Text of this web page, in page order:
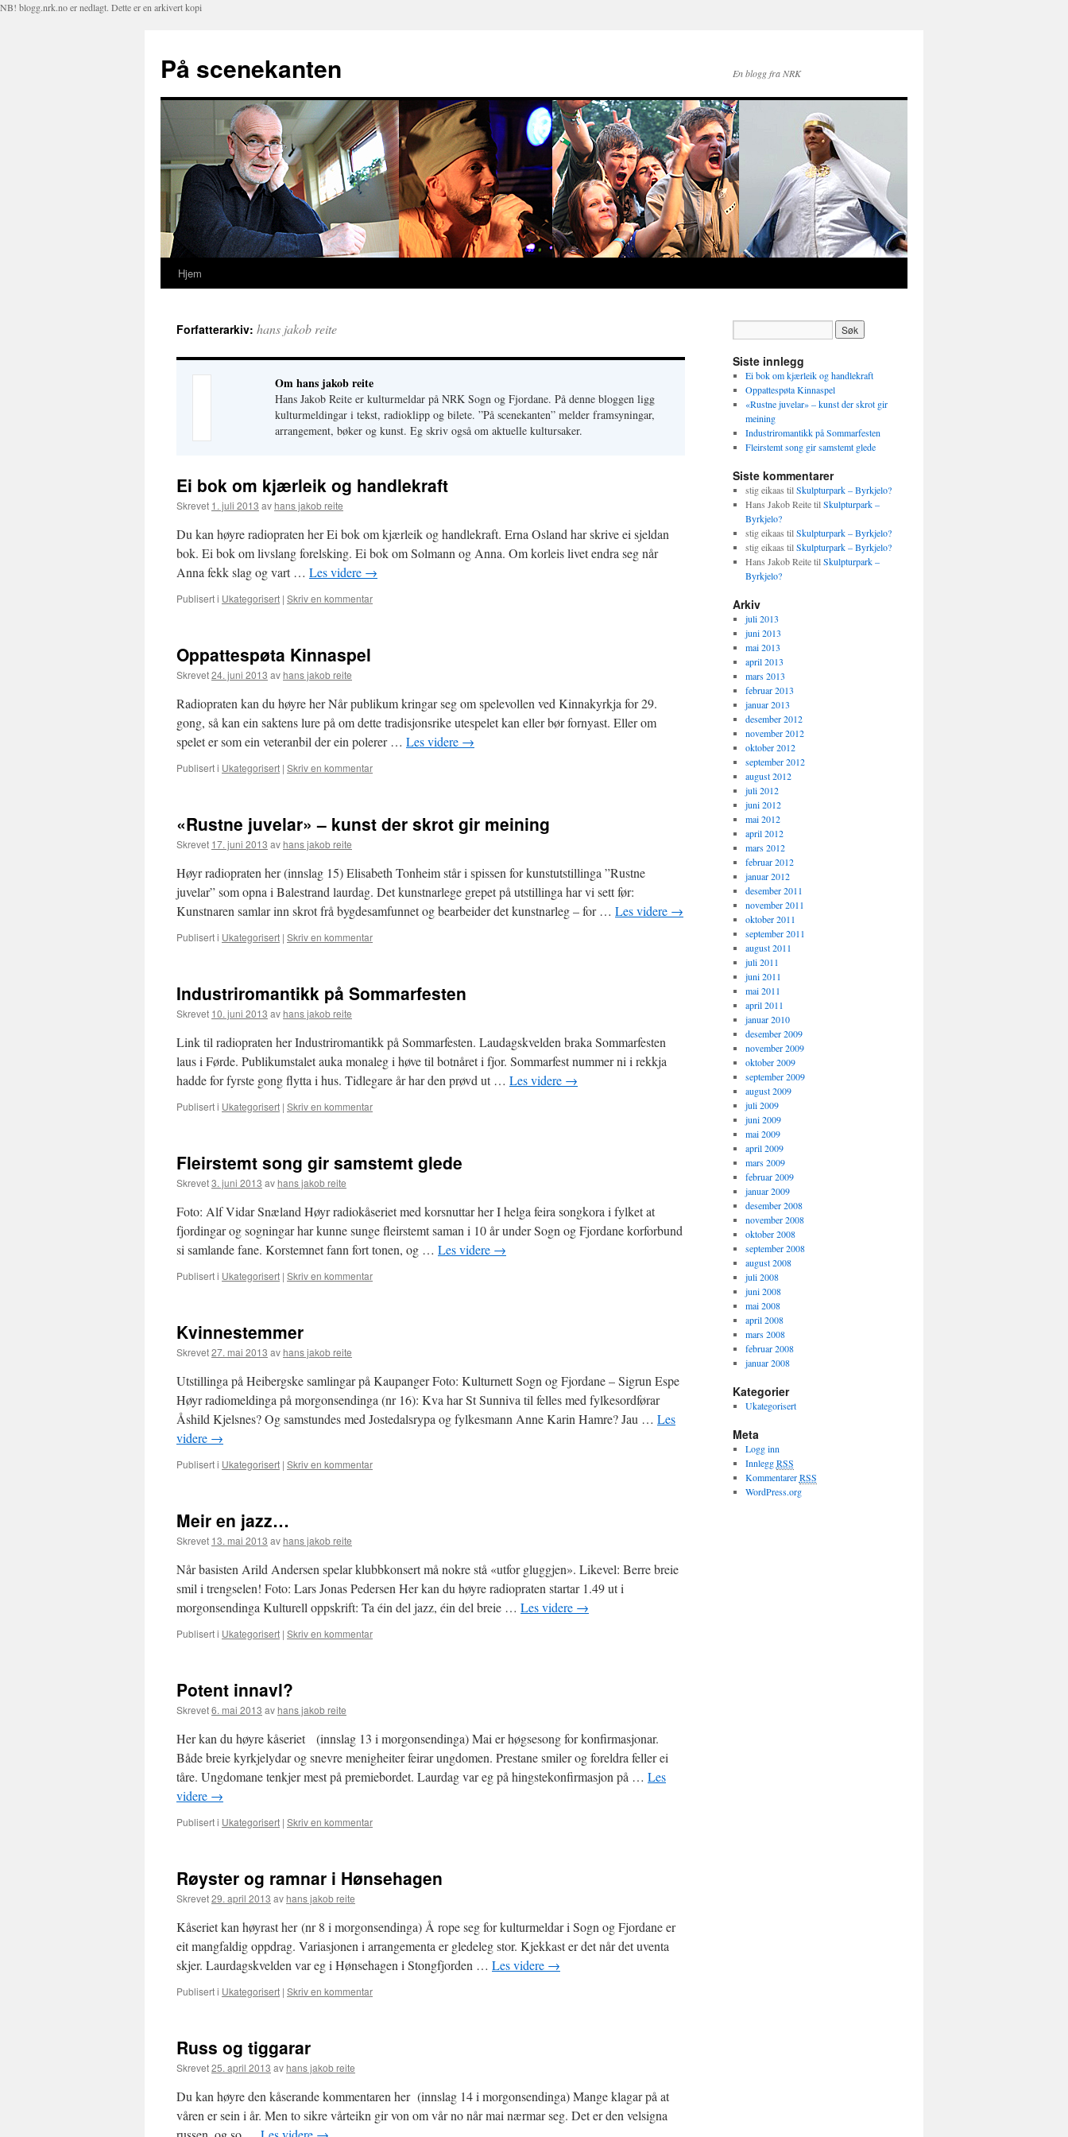
NB! blogg.nrk.no er nedlagt. Dette er en arkivert kopi
På scenekanten En blogg fra NRK
Hopp
innhold
Hjem
Forfatterarkiv: hans jakob reite
Om hans jakob reite
Hans Jakob Reite er kulturmeldar på NRK Sogn og Fjordane. På denne bloggen ligg
kulturmeldingar i tekst, radioklipp og bilete. ”På scenekanten” melder framsyningar,
arrangement, bøker og kunst. Eg skriv også om aktuelle kultursaker.
Ei bok om kjærleik og handlekraft
Skrevet 1. juli 2013 av hans jakob reite
Du kan høyre radiopraten her Ei bok om kjærleik og handlekraft. Erna Osland har skrive ei sjeldan
bok. Ei bok om livslang forelsking. Ei bok om Solmann og Anna. Om korleis livet endra seg når
Anna fekk slag og vart … Les videre →
Publisert i Ukategorisert | Skriv en kommentar
Oppattespøta Kinnaspel
Skrevet24. juni 2013 av hans jakob reite
Radiopraten kan du høyre her Når publikum kringar seg om spelevollen ved Kinnakyrkja for 29.
gong, så kan ein saktens lure på om dette tradisjonsrike utespelet kan eller bør fornyast. Eller om
spelet er som ein veteranbil der ein polerer … Les videre →
Publisert i Ukategorisert | Skriv en kommentar
«Rustne juvelar» – kunst der skrot gir meining
Skrevet 17. juni 2013 av hans jakob reite
Høyr radiopraten her (innslag 15) Elisabeth Tonheim står i spissen for kunstutstillinga ”Rustne
juvelar” som opna i Balestrand laurdag. Det kunstnarlege grepet på utstillinga har vi sett før:
Kunstnaren samlar inn skrot frå bygdesamfunnet og bearbeider det kunstnarleg – for … Les videre →
Publisert i Ukategorisert | Skriv en kommentar
Industriromantikk på Sommarfesten
Skrevet 10. juni 2013 av hans jakob reite
Link til radiopraten her Industriromantikk på Sommarfesten. Laudagskvelden braka Sommarfesten
laus i Førde. Publikumstalet auka monaleg i høve til botnåret i fjor. Sommarfest nummer ni i rekkja
hadde for fyrste gong flytta i hus. Tidlegare år har den prøvd ut … Les videre →
Publisert i Ukategorisert | Skriv en kommentar
Fleirstemt song gir samstemt glede
Skrevet3. juni 2013 av hans jakob reite
Foto: Alf Vidar Snæland Høyr radiokåseriet med korsnuttar her I helga feira songkora i fylket at
fjordingar og sogningar har kunne sunge fleirstemt saman i 10 år under Sogn og Fjordane korforbund
si samlande fane. Korstemnet fann fort tonen, og … Les videre →
Publisert i Ukategorisert | Skriv en kommentar
Kvinnestemmer
Skrevet27. mai 2013 av hans jakob reite
Utstillinga på Heibergske samlingar på Kaupanger Foto: Kulturnett Sogn og Fjordane – Sigrun Espe
Høyr radiomeldinga på morgonsendinga (nr 16): Kva har St Sunniva til felles med fylkesordførar
Åshild Kjelsnes? Og samstundes med Jostedalsrypa og fylkesmann Anne Karin Hamre? Jau … Les
videre →
Publisert i Ukategorisert | Skriv en kommentar
Meir en jazz…
Skrevet 13. mai 2013 av hans jakob reite
Når basisten Arild Andersen spelar klubbkonsert må nokre stå «utfor gluggjen». Likevel: Berre breie
smil i trengselen! Foto: Lars Jonas Pedersen Her kan du høyre radiopraten startar 1.49 ut i
morgonsendinga Kulturell oppskrift: Ta éin del jazz, éin del breie … Les videre →
Publisert i Ukategorisert | Skriv en kommentar
Potent innavl?
Skrevet6. mai 2013 av hans jakob reite
Her kan du høyre kåseriet (innslag 13 i morgonsendinga) Mai er høgsesong for konfirmasjonar.
Både breie kyrkjelydar og snevre menigheiter feirar ungdomen. Prestane smiler og foreldra feller ei
tåre. Ungdomane tenkjer mest på premiebordet. Laurdag var eg på hingstekonfirmasjon på … Les
videre →
Publisert i Ukategorisert | Skriv en kommentar
Røyster og ramnar i Hønsehagen
Skrevet29. april 2013 av hans jakob reite
Kåseriet kan høyrast her (nr 8 i morgonsendinga) Å rope seg for kulturmeldar i Sogn og Fjordane er
eit mangfaldig oppdrag. Variasjonen i arrangementa er gledeleg stor. Kjekkast er det når det uventa
skjer. Laurdagskvelden var eg i Hønsehagen i Stongfjorden … Les videre →
Publisert i Ukategorisert | Skriv en kommentar
Russ og tiggarar
Skrevet25. april 2013 av hans jakob reite
Du kan høyre den kåserande kommentaren her (innslag 14 i morgonsendinga) Mange klagar på at
våren er sein i år. Men to sikre vårteikn gir von om vår no når mai nærmar seg. Det er den velsigna
Siste innlegg
Ei bok om kjærleik og handlekraft
Oppattespøta Kinnaspel
«Rustne juvelar» – kunst der skrot gir
meining
Industriromantikk på Sommarfesten
Fleirstemt song gir samstemt glede
Siste kommentarer
stig eikaas tilSkulpturpark – Byrkjelo?
Hans Jakob ReitetilSkulpturpark –
Byrkjelo?
stig eikaas tilSkulpturpark – Byrkjelo?
stig eikaas tilSkulpturpark – Byrkjelo?
Hans Jakob ReitetilSkulpturpark –
Byrkjelo?
Arkiv
juli 2013
juni 2013
mai 2013
april 2013
mars 2013
februar 2013
januar 2013
desember 2012
november 2012
oktober 2012
september 2012
august 2012
juli 2012
juni 2012
mai 2012
april 2012
mars 2012
februar 2012
januar 2012
desember 2011
november 2011
oktober 2011
september 2011
august 2011
juli 2011
juni 2011
mai 2011
april 2011
januar 2010
desember 2009
november 2009
oktober 2009
september 2009
august 2009
juli 2009
juni 2009
mai 2009
april 2009
mars 2009
februar 2009
januar 2009
desember 2008
november 2008
oktober 2008
september 2008
august 2008
juli 2008
juni 2008
mai 2008
april 2008
mars 2008
februar 2008
januar 2008
Kategorier
Ukategorisert
Meta
Logg inn
InnleggRSS
KommentarerRSS
WordPress.org